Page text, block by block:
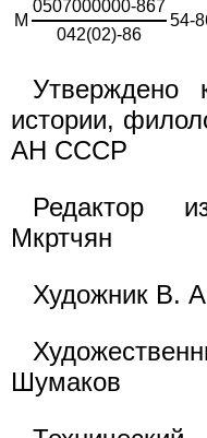
М
0507000000-867
54-
042(02)-86
Утверждено
истории,
АН СССР
Редактор
Мкртчян
Художник В.
Шумаков